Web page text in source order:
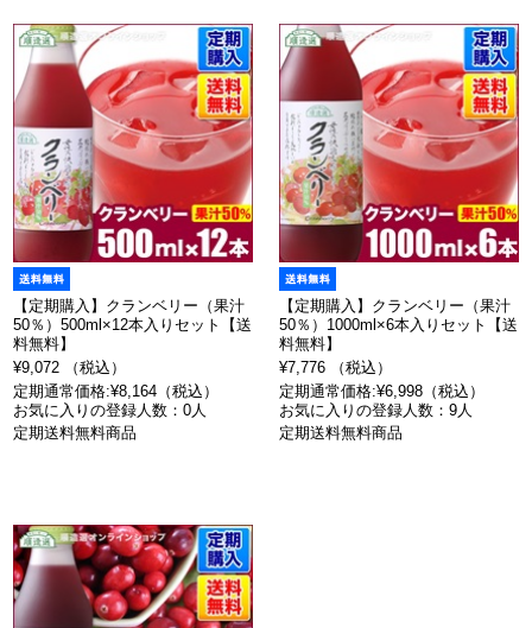
【定期購入】クランベリー（果汁
50％）500ml×12本入りセット【送
料無料】
¥9,072 （税込）
定期通常価格:¥8,164（税込）
お気に入りの登録人数：0人
定期送料無料商品
【定期購入】クランベリー（果汁
50％）1000ml×6本入りセット【送
料無料】
¥7,776 （税込）
定期通常価格:¥6,998（税込）
お気に入りの登録人数：9人
定期送料無料商品